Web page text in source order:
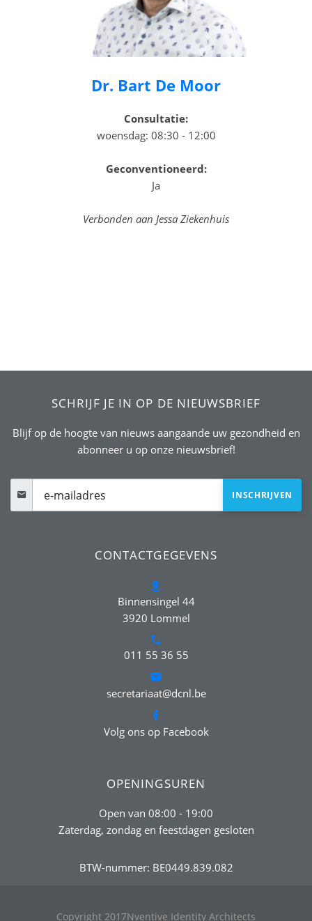
Dr. Bart De Moor
Consultatie:
woensdag: 08:30 - 12:00
Geconventioneerd:
Ja
Verbonden aan Jessa Ziekenhuis
SCHRIJF JE IN OP DE NIEUWSBRIEF
Blijf op de hoogte van nieuws aangaande uw gezondheid en
abonneer u op onze nieuwsbrief!
CONTACTGEGEVENS
Binnensingel 44
3920 Lommel
011 55 36 55
secretariaat@dcnl.be
Volg ons op Facebook
OPENINGSUREN
Open van 08:00 - 19:00
Zaterdag, zondag en feestdagen gesloten
BTW-nummer: BE0449.839.082
Copyright 2017Nventive Identity Architects